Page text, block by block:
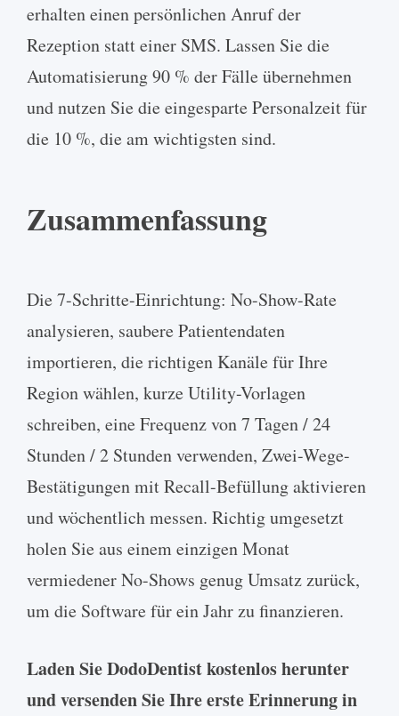
erhalten einen persönlichen Anruf der
Rezeption statt einer SMS. Lassen Sie die
Automatisierung 90 % der Fälle übernehmen
und nutzen Sie die eingesparte Personalzeit für
die 10 %, die am wichtigsten sind.
Zusammenfassung
Die 7-Schritte-Einrichtung: No-Show-Rate
analysieren, saubere Patientendaten
importieren, die richtigen Kanäle für Ihre
Region wählen, kurze Utility-Vorlagen
schreiben, eine Frequenz von 7 Tagen / 24
Stunden / 2 Stunden verwenden, Zwei-Wege-
Bestätigungen mit Recall-Befüllung aktivieren
und wöchentlich messen. Richtig umgesetzt
holen Sie aus einem einzigen Monat
vermiedener No-Shows genug Umsatz zurück,
um die Software für ein Jahr zu finanzieren.
Laden Sie DodoDentist kostenlos herunter
und versenden Sie Ihre erste Erinnerung in